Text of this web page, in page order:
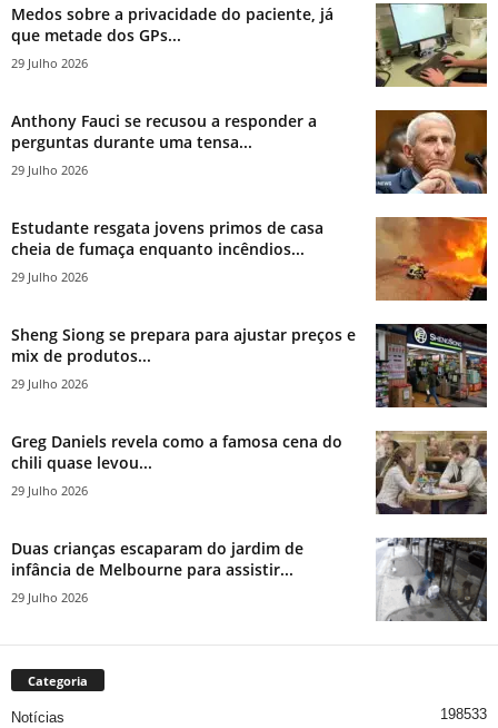
Medos sobre a privacidade do paciente, já
que metade dos GPs...
29 Julho 2026
Anthony Fauci se recusou a responder a
perguntas durante uma tensa...
29 Julho 2026
Estudante resgata jovens primos de casa
cheia de fumaça enquanto incêndios...
29 Julho 2026
Sheng Siong se prepara para ajustar preços e
mix de produtos...
29 Julho 2026
Greg Daniels revela como a famosa cena do
chili quase levou...
29 Julho 2026
Duas crianças escaparam do jardim de
infância de Melbourne para assistir...
29 Julho 2026
Categoria
Notícias 198533